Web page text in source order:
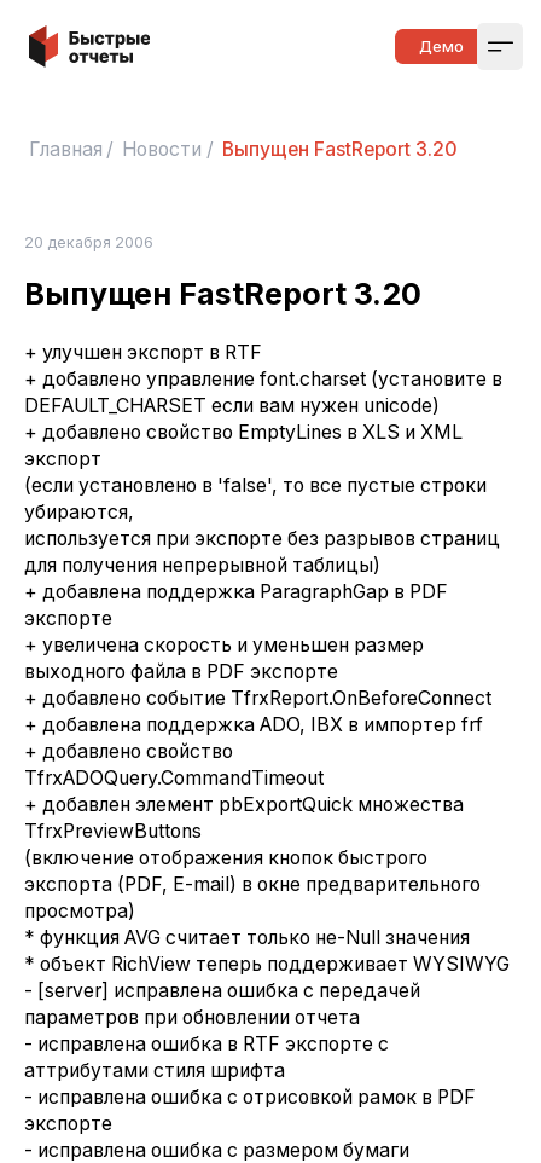
Быстрые отчеты Демо
Главная / Новости / Выпущен FastReport 3.20
20 декабря 2006
Выпущен FastReport 3.20
+ улучшен экспорт в RTF
+ добавлено управление font.charset (установите в
DEFAULT_CHARSET если вам нужен unicode)
+ добавлено свойство EmptyLines в XLS и XML
экспорт
(если установлено в 'false', то все пустые строки
убираются,
используется при экспорте без разрывов страниц
для получения непрерывной таблицы)
+ добавлена поддержка ParagraphGap в PDF
экспорте
+ увеличена скорость и уменьшен размер
выходного файла в PDF экспорте
+ добавлено событие TfrxReport.OnBeforeConnect
+ добавлена поддержка ADO, IBX в импортер frf
+ добавлено свойство
TfrxADOQuery.CommandTimeout
+ добавлен элемент pbExportQuick множества
TfrxPreviewButtons
(включение отображения кнопок быстрого
экспорта (PDF, E-mail) в окне предварительного
просмотра)
* функция AVG считает только не-Null значения
* объект RichView теперь поддерживает WYSIWYG
- [server] исправлена ошибка с передачей
параметров при обновлении отчета
- исправлена ошибка в RTF экспорте с
аттрибутами стиля шрифта
- исправлена ошибка с отрисовкой рамок в PDF
экспорте
- исправлена ошибка с размером бумаги